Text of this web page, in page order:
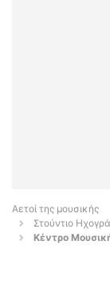
Αετοί της μουσικής
Στούντιο
Κέντρο